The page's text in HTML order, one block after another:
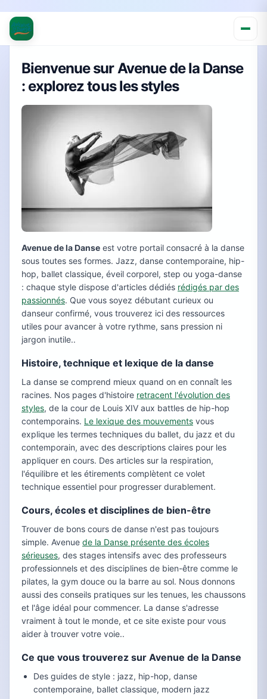
Bienvenue sur Avenue de la Danse
: explorez tous les styles
Avenue de la Danse est votre portail consacré à la danse
sous toutes ses formes. Jazz, danse contemporaine, hip-
hop, ballet classique, éveil corporel, step ou yoga-danse
: chaque style dispose d'articles dédiés rédigés par des
passionnés. Que vous soyez débutant curieux ou
danseur confirmé, vous trouverez ici des ressources
utiles pour avancer à votre rythme, sans pression ni
jargon inutile..
Histoire, technique et lexique de la danse
La danse se comprend mieux quand on en connaît les
racines. Nos pages d'histoire retracent l'évolution des
styles, de la cour de Louis XIV aux battles de hip-hop
contemporains. Le lexique des mouvements vous
explique les termes techniques du ballet, du jazz et du
contemporain, avec des descriptions claires pour les
appliquer en cours. Des articles sur la respiration,
l'équilibre et les étirements complètent ce volet
technique essentiel pour progresser durablement.
Cours, écoles et disciplines de bien-être
Trouver de bons cours de danse n'est pas toujours
simple. Avenue de la Danse présente des écoles
sérieuses, des stages intensifs avec des professeurs
professionnels et des disciplines de bien-être comme le
pilates, la gym douce ou la barre au sol. Nous donnons
aussi des conseils pratiques sur les tenues, les chaussons
et l'âge idéal pour commencer. La danse s'adresse
vraiment à tout le monde, et ce site existe pour vous
aider à trouver votre voie..
Ce que vous trouverez sur Avenue de la Danse
Des guides de style : jazz, hip-hop, danse
contemporaine, ballet classique, modern jazz